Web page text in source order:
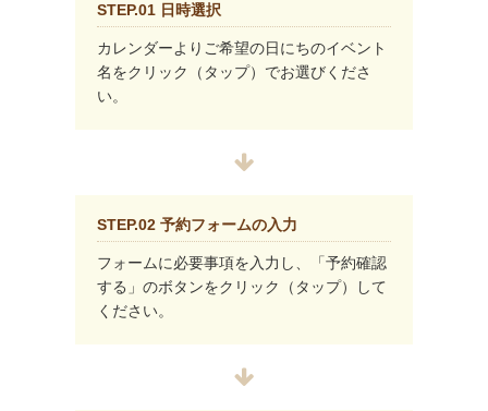
STEP.01 日時選択
カレンダーよりご希望の日にちのイベント
名をクリック（タップ）でお選びくださ
い。
STEP.02 予約フォームの入力
フォームに必要事項を入力し、「予約確認
する」のボタンをクリック（タップ）して
ください。